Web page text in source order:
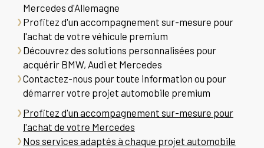
Mercedes d'Allemagne
Profitez d'un accompagnement sur-mesure pour
l'achat de votre véhicule premium
Découvrez des solutions personnalisées pour
acquérir BMW, Audi et Mercedes
Contactez-nous pour toute information ou pour
démarrer votre projet automobile premium
Profitez d'un accompagnement sur-mesure pour
l'achat de votre Mercedes
Nos services adaptés à chaque projet automobile